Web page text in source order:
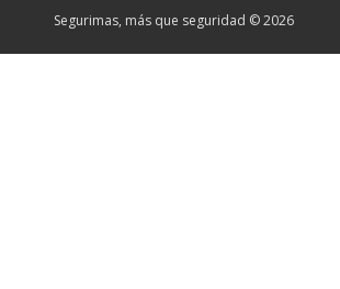
Segurimas, más que seguridad © 2026